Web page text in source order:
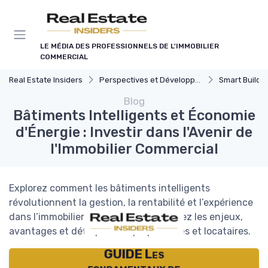
LE MÉDIA DES PROFESSIONNELS DE L'IMMOBILIER
COMMERCIAL
Real Estate Insiders Perspectives et Développement Durable Smart Buildings et
Blog
Bâtiments Intelligents et Économie
d'Énergie : Investir dans l'Avenir de
l'Immobilier Commercial
Explorez comment les bâtiments intelligents
révolutionnent la gestion, la rentabilité et l’expérience
dans l’immobilier commercial. Découvrez les enjeux,
avantages et défis pour les propriétaires et locataires.
GUIDE Les